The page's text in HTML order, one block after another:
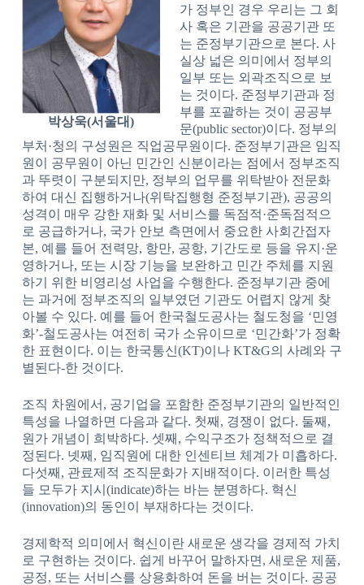
박상욱(서울대)
가 정부인 경우 우리는 그 회
사 혹은 기관을 공공기관 또
는 준정부기관으로 본다. 사
실상 넓은 의미에서 정부의
일부 또는 외곽조직으로 보
는 것이다. 준정부기관과 정
부를 포괄하는 것이 공공부
문(public sector)이다. 정부의
부처·청의 구성원은 직업공무원이다. 준정부기관은 임직
원이 공무원이 아닌 민간인 신분이라는 점에서 정부조직
과 뚜렷이 구분되지만, 정부의 업무를 위탁받아 전문화
하여 대신 집행하거나(위탁집행형 준정부기관), 공공의
성격이 매우 강한 재화 및 서비스를 독점적·준독점적으
로 공급하거나, 국가 안보 측면에서 중요한 사회간접자
본, 예를 들어 전력망, 항만, 공항, 기간도로 등을 유지·운
영하거나, 또는 시장 기능을 보완하고 민간 주체를 지원
하기 위한 비영리성 사업을 수행한다. 준정부기관 중에
는 과거에 정부조직의 일부였던 기관도 어렵지 않게 찾
아볼 수 있다. 예를 들어 한국철도공사는 철도청을 ‘민영
화’-철도공사는 여전히 국가 소유이므로 ‘민간화’가 정확
한 표현이다. 이는 한국통신(KT)이나 KT&G의 사례와 구
별된다-한 것이다.
조직 차원에서, 공기업을 포함한 준정부기관의 일반적인
특성을 나열하면 다음과 같다. 첫째, 경쟁이 없다. 둘째,
원가 개념이 희박하다. 셋째, 수익구조가 정책적으로 결
정된다. 넷째, 임직원에 대한 인센티브 체계가 미흡하다.
다섯째, 관료제적 조직문화가 지배적이다. 이러한 특성
들 모두가 지시(indicate)하는 바는 분명하다. 혁신
(innovation)의 동인이 부재하다는 것이다.
경제학적 의미에서 혁신이란 새로운 생각을 경제적 가치
로 구현하는 것이다. 쉽게 바꾸어 말하자면, 새로운 제품,
공정, 또는 서비스를 상용화하여 돈을 버는 것이다. 공공